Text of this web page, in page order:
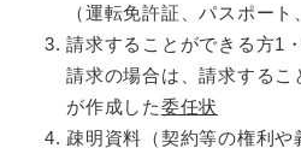
（運転免許証、パスポート
請求することができる方1
請求の場合は、請求する
が作成した委任状
疎明資料（契約等の権利